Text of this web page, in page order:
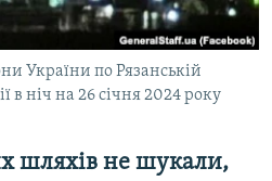
України по Рязанській
в ніч на 26 січня 2024 року
шляхів не шукали,